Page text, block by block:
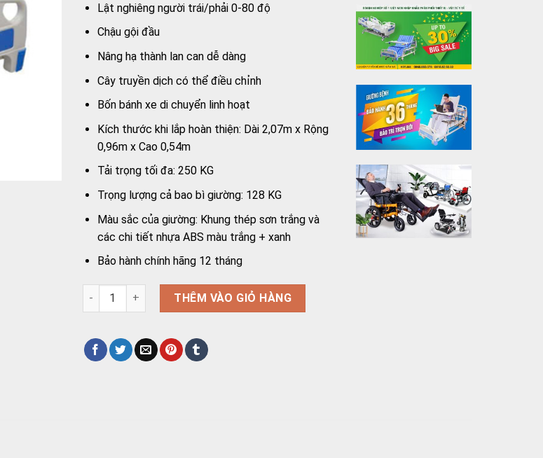
Lật nghiêng người trái/phải 0-80 độ
Chậu gội đầu
Nâng hạ thành lan can dễ dàng
Cây truyền dịch có thể điều chỉnh
Bốn bánh xe di chuyển linh hoạt
Kích thước khi lắp hoàn thiện: Dài 2,07m x Rộng
0,96m x Cao 0,54m
Tải trọng tối đa: 250 KG
Trọng lượng cả bao bì giường: 128 KG
Màu sắc của giường: Khung thép sơn trắng và
các chi tiết nhựa ABS màu trắng + xanh
Bảo hành chính hãng 12 tháng
Giường y tế điện Humed HM-E3 đệm bọc da chống thấm số lượng
THÊM VÀO GIỎ HÀNG